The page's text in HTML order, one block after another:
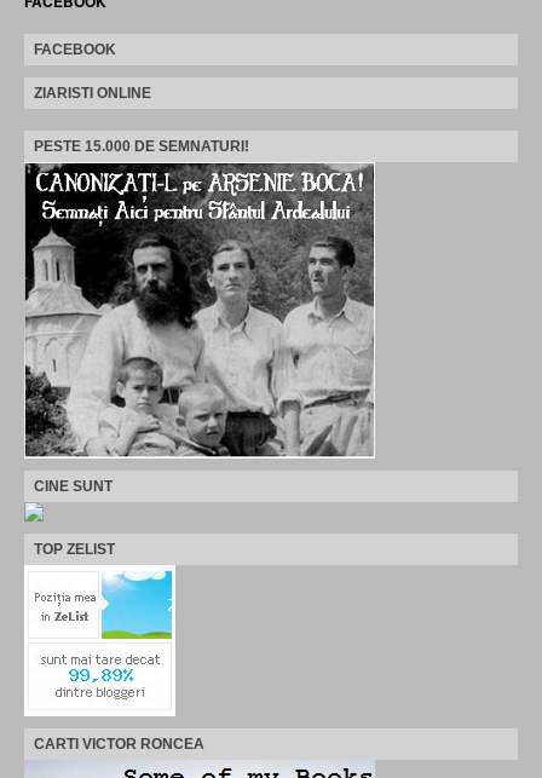
FACEBOOK
ZIARISTI ONLINE
PESTE 15.000 DE SEMNATURI!
CINE SUNT
TOP ZELIST
CARTI VICTOR RONCEA